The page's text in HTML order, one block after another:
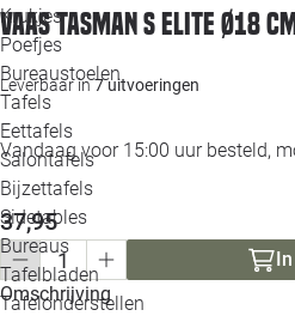
Krukjes
Poefjes
Bureaustoelen
Tafels
Eettafels
Salontafels
Bijzettafels
Sidetables
Bureaus
Tafelbladen
Tafelonderstellen
Vaas Tasman S Elite Ø18
Leverbaar in7 uitvoeringen
Vandaag voor 15:00 uur besteld,
37,95
Omschrijving